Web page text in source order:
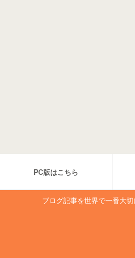
PC版はこちら
ブログ記事を世界で一番大